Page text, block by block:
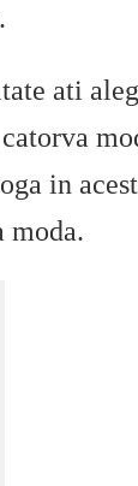
ati
in
moda.